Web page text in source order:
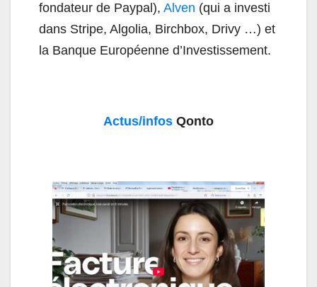
fondateur de Paypal), Alven (qui a investi
dans Stripe, Algolia, Birchbox, Drivy …) et
la Banque Européenne d’Investissement.
Actus/infos Qonto